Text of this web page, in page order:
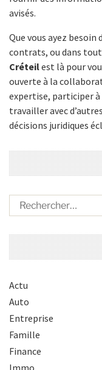
avisés.
Que vous ayez besoin
contrats, ou dans
Créteilest là pour
ouverte à la
expertise, participer à
travailler avec
décisions juridiques
Actu
Auto
Entreprise
Famille
Finance